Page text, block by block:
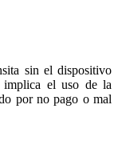
sin el dispositivo
implica el uso de la
por no pago o mal